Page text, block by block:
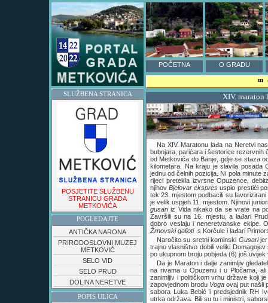
POČETNA O GRADU
SLUŽBENA STRANICA
POSJETITE SLUŽBENU
STRANICU GRADA
METKOVIĆA
POGLEDAJTE
ANTIČKA NARONA
PRIRODOSLOVNI MUZEJ
METKOVIĆ
SELO VID
SELO PRUD
DOLINA NERETVE
POPIS ULICA
XIV. maraton
Na XIV. Maratonu lađa na Neretvi
bubnjara, parićara i šestorice rezervnih
od Metkovića do Banje, gdje se staza
kilometara. Na kraju je slavila posada
jednu od čelnih pozicija. Ni pola minute
rijeci pretekla izvrsne Opuzence,
njihovBjelovar ekspres uspio prestići
tek 23. mjestom podbacili su
je velik uspjeh 11. mjestom. Njihovi
gusariiz Vida nikako da se vrate na
Završili su na 16. mjestu, a lađari
dobro veslaju i neneretvanske ekipe.
Žrnovski galioti s Korčule i lađari
Naročito su sretni kominski Gusarijer
trajno vlasništvo dobili veliki
po ukupnom broju pobjeda (6) još uvijek
Da je Maraton i dalje zanimljiv
na rivama u Opuzenu i u Pločama,
zanimljiv i političkom vrhu države koji
zapovjednom brodu Voga ovaj put našli
sabora Luka Bebić i predsjednik RH
utrka održava. Bili su tu i ministri,